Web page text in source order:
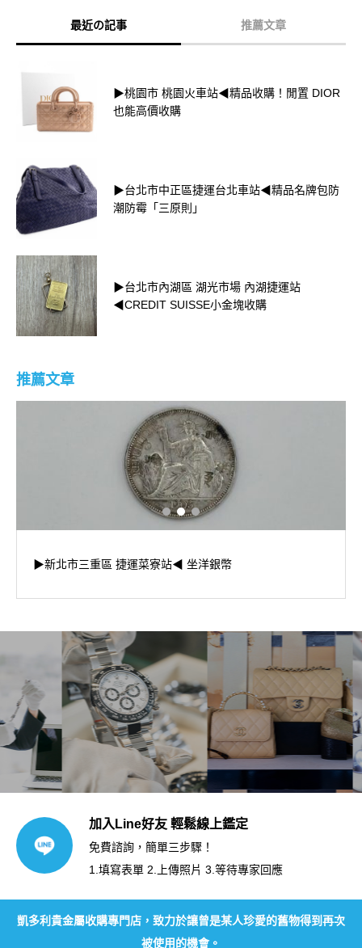
最近の記事 推薦文章
▶桃園市 桃園火車站◀精品收購！閒置 DIOR
也能高價收購
▶台北市中正區捷運台北車站◀精品名牌包防
潮防霉「三原則」
▶台北市內湖區 湖光市場 內湖捷運站
◀CREDIT SUISSE小金塊收購
推薦文章
▶新北市三重區 捷運菜寮站◀ 坐洋銀幣
加入Line好友 輕鬆線上鑑定
免費諮詢，簡單三步驟！
1.填寫表單 2.上傳照片 3.等待專家回應
凱多利貴金屬收購專門店，致力於讓曾是某人珍愛的舊物得到再次
被使用的機會。